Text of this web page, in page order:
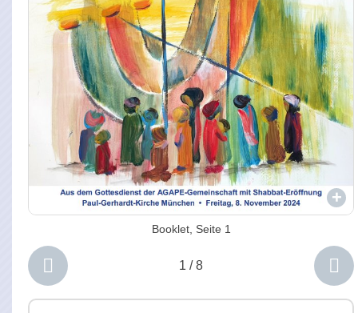
Booklet, Seite 1
 1 / 8 